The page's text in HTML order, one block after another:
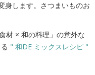
身します。さつまいものお
材 × 和の料理」の意外な
" 和DE ミックスレシピ "